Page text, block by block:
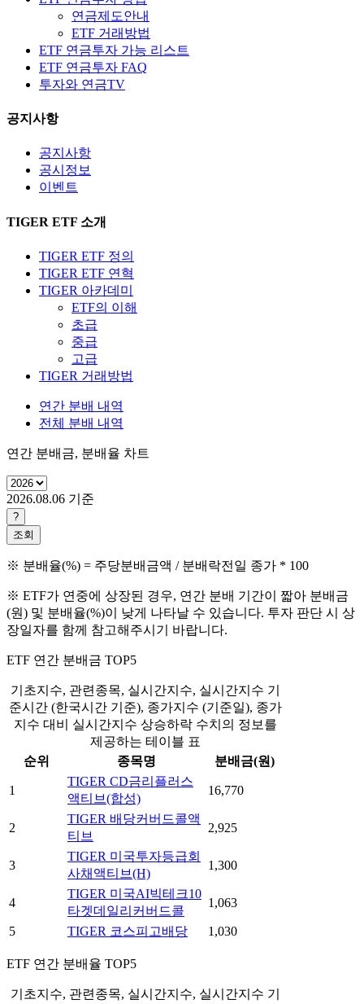
연금제도안내
ETF 거래방법
ETF 연금투자 가능 리스트
ETF 연금투자 FAQ
투자와 연금TV
공지사항
공지사항
공시정보
이벤트
TIGER ETF 소개
TIGER ETF 정의
TIGER ETF 연혁
TIGER 아카데미
ETF의 이해
초급
중급
고급
TIGER 거래방법
연간 분배 내역
전체 분배 내역
연간 분배금, 분배율 차트
2026.08.06 기준
?
조회
※ 분배율(%) = 주당분배금액 / 분배락전일 종가 * 100
※ ETF가 연중에 상장된 경우, 연간 분배 기간이 짧아 분배금
(원) 및 분배율(%)이 낮게 나타날 수 있습니다. 투자 판단 시 상
장일자를 함께 참고해주시기 바랍니다.
ETF 연간 분배금 TOP5
기초지수, 관련종목, 실시간지수, 실시간지수 기
준시간 (한국시간 기준), 종가지수 (기준일), 종가
지수 대비 실시간지수 상승하락 수치의 정보를
제공하는 테이블 표
순위
종목명 분배금(원)
1
TIGER CD금리플러스
액티브(합성)
16,770
2
TIGER 배당커버드콜액
티브
2,925
3
TIGER 미국투자등급회
사채액티브(H)
1,300
4
TIGER 미국AI빅테크10
타겟데일리커버드콜
1,063
5 TIGER 코스피고배당 1,030
ETF 연간 분배율 TOP5
기초지수, 관련종목, 실시간지수, 실시간지수 기